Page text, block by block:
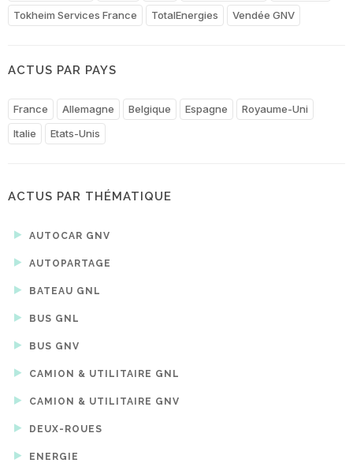
Tokheim Services France
TotalEnergies Vendée GNV
ACTUS PAR PAYS
France Allemagne Belgique Espagne
Royaume-Uni
Italie
Etats-Unis
ACTUS PAR THÉMATIQUE
AUTOCAR GNV
AUTOPARTAGE
BATEAU GNL
BUS GNL
BUS GNV
CAMION & UTILITAIRE GNL
CAMION & UTILITAIRE GNV
DEUX-ROUES
ENERGIE